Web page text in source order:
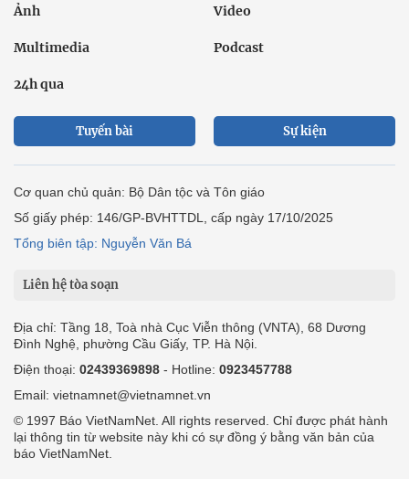
Ảnh Video
Multimedia Podcast
24h qua
Tuyến bài Sự kiện
Cơ quan chủ quản: Bộ Dân tộc và Tôn giáo
Số giấy phép: 146/GP-BVHTTDL, cấp ngày 17/10/2025
Tổng biên tập: Nguyễn Văn Bá
Liên hệ tòa soạn
Địa chỉ: Tầng 18, Toà nhà Cục Viễn thông (VNTA), 68 Dương
Đình Nghệ, phường Cầu Giấy, TP. Hà Nội.
Điện thoại: 02439369898 - Hotline: 0923457788
Email: vietnamnet@vietnamnet.vn
© 1997 Báo VietNamNet. All rights reserved. Chỉ được phát hành
lại thông tin từ website này khi có sự đồng ý bằng văn bản của
báo VietNamNet.